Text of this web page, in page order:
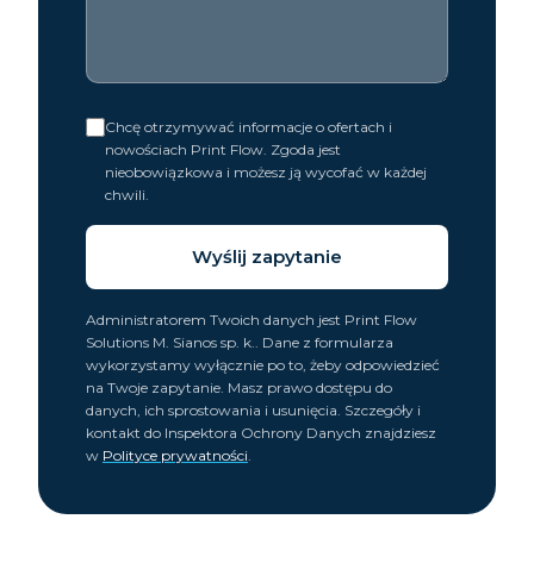
Chcę otrzymywać informacje o ofertach i
nowościach Print Flow. Zgoda jest
nieobowiązkowa i możesz ją wycofać w każdej
chwili.
Wyślij zapytanie
Administratorem Twoich danych jest Print Flow
Solutions M. Sianos sp. k.. Dane z formularza
wykorzystamy wyłącznie po to, żeby odpowiedzieć
na Twoje zapytanie. Masz prawo dostępu do
danych, ich sprostowania i usunięcia. Szczegóły i
kontakt do Inspektora Ochrony Danych znajdziesz
w Polityce prywatności.